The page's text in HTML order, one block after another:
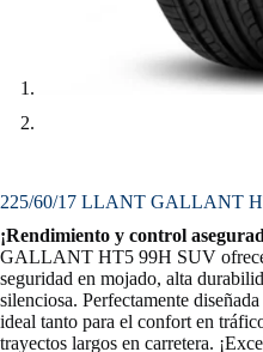
225/60/17 LLANT GALLANT
¡Rendimiento y control
GALLANT HT5 99H SUV
seguridad en mojado, alta
silenciosa. Perfectamente
ideal tanto para el confort en
trayectos largos en carretera.